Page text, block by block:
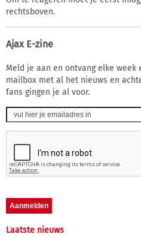
rechtsboven.
Ajax E-zine
Meld je aan en ontvang elke week
mailbox met al het nieuws en
fans gingen je al voor.
Laatste nieuws